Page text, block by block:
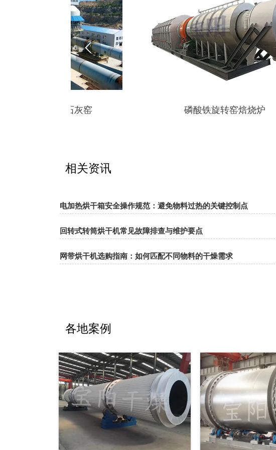
磷酸铁旋转窑焙烧炉

相关资讯
电加热烘干箱安全操作规范：避免物料过热的关键控制点
回转式转筒烘干机常见故障排查与维护要点
网带烘干机选购指南：如何匹配不同物料的干燥需求
各地案例